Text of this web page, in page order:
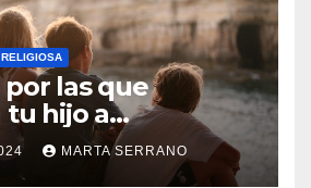
T
A
R
I
O
S
A
Y
las que
hijo a
MARTA SERRANO
N